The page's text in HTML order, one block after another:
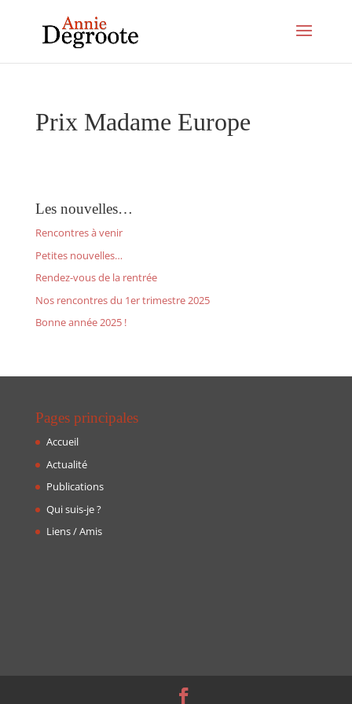
Prix Madame Europe
Les nouvelles…
Rencontres à venir
Petites nouvelles…
Rendez-vous de la rentrée
Nos rencontres du 1er trimestre 2025
Bonne année 2025 !
Pages principales
Accueil
Actualité
Publications
Qui suis-je ?
Liens / Amis